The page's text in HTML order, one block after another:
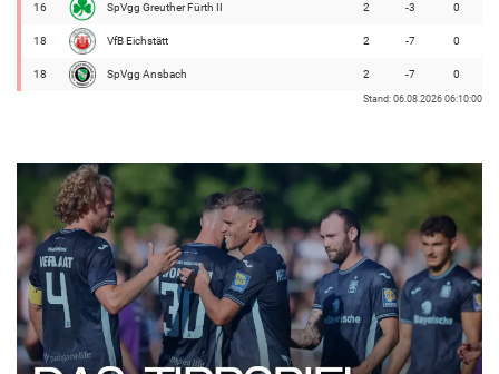
16 SpVgg Greuther Fürth II 2 -3 0
18 VfB Eichstätt 2 -7 0
18 SpVgg Ansbach 2 -7 0
Stand: 06.08.2026 06:10:00